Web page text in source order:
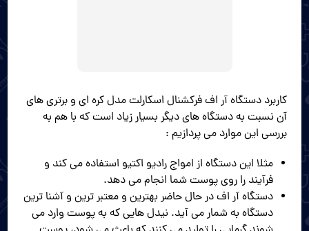
کاربرد دستگاه آر اف فرکشنال اسکارلت مدل کره ای و برتری های
آن نسبت به دستگاه های دیگر بسیار زیاد است که با هم به
بررسی این موارد می پردازیم :
مثلا این دستگاه از امواج رادیو اکتیو استفاده می کند و
فرآیند را روی پوست شما انجام می دهد.
دستگاه آر اف در حال حاضر بهترین و معتبر ترین و آشنا ترین
دستگاه به شمار می آید. نیدل هایی که به پوست وارد می